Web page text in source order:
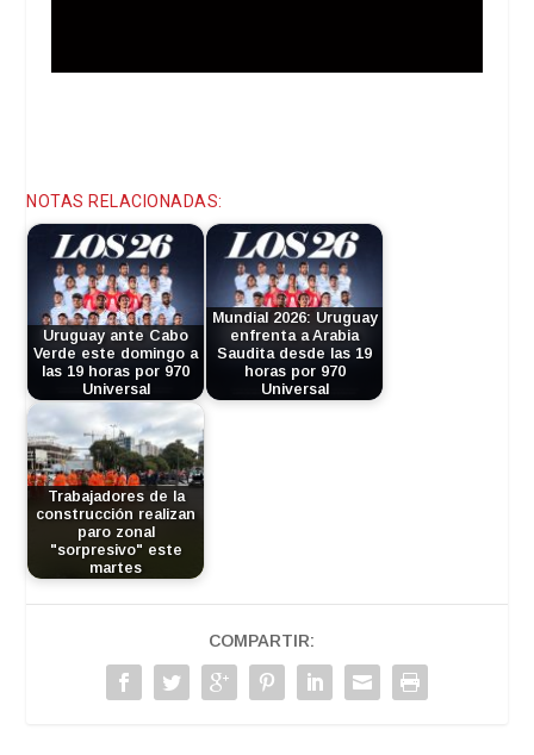
NOTAS RELACIONADAS:
Uruguay ante Cabo
Verde este domingo a
las 19 horas por 970
Universal
Mundial 2026: Uruguay
enfrenta a Arabia
Saudita desde las 19
horas por 970
Universal
Trabajadores de la
construcción realizan
paro zonal
"sorpresivo" este
martes
COMPARTIR: